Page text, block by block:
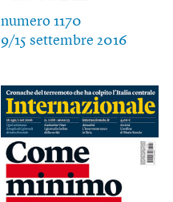
numero 1170
9/15 settembre 2016